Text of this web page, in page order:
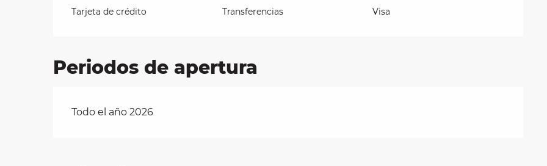
Tarjeta de crédito Transferencias Visa
Periodos de apertura
Todo el año 2026